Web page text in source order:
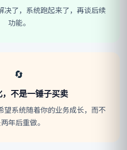
决了，系统跑起来了，再谈后续
功能。
🔄
不是一锤子买卖
望系统随着你的业务成长，而不
年后重做。